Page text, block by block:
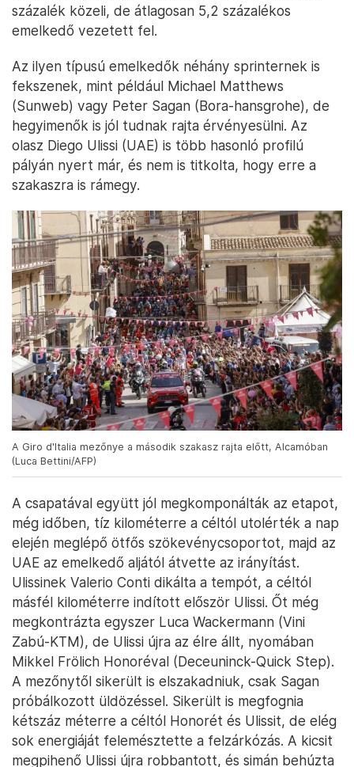
százalék közeli, de átlagosan 5,2 százalékos
emelkedő vezetett fel.
Az ilyen típusú emelkedők néhány sprinternek is
fekszenek, mint például Michael Matthews
(Sunweb) vagy Peter Sagan (Bora-hansgrohe), de
hegyimenők is jól tudnak rajta érvényesülni. Az
olasz Diego Ulissi (UAE) is több hasonló profilú
pályán nyert már, és nem is titkolta, hogy erre a
szakaszra is rámegy.
A Giro d'Italia mezőnye a második szakasz rajta előtt, Alcamóban
(Luca Bettini/AFP)
A csapatával együtt jól megkomponálták az etapot,
még időben, tíz kilométerre a céltól utolérték a nap
elején meglépő ötfős szökevénycsoportot, majd az
UAE az emelkedő aljától átvette az irányítást.
Ulissinek Valerio Conti dikálta a tempót, a céltól
másfél kilométerre indított először Ulissi. Őt még
megkontrázta egyszer Luca Wackermann (Vini
Zabú-KTM), de Ulissi újra az élre állt, nyomában
Mikkel Frölich Honoréval (Deceuninck-Quick Step).
A mezőnytől sikerült is elszakadniuk, csak Sagan
próbálkozott üldözéssel. Sikerült is megfognia
kétszáz méterre a céltól Honorét és Ulissit, de elég
sok energiáját felemésztette a felzárkózás. A kicsit
megpihenő Ulissi újra robbantott, és simán behúzta